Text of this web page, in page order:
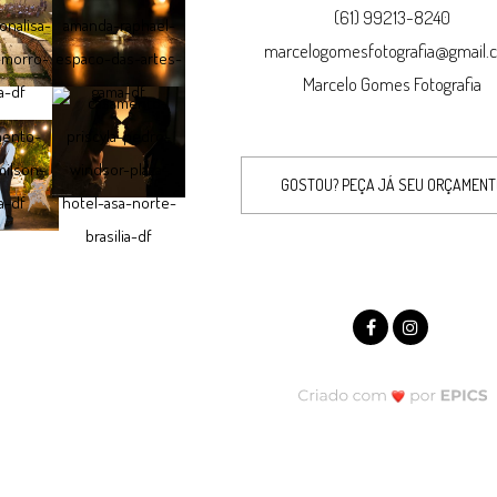
(61) 99213-8240
Marcelo Gomes Fotografia
GOSTOU? PEÇA JÁ SEU